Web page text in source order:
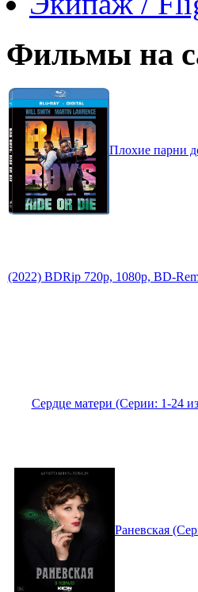
Фильмы на
Плохие парни
(2022) BDRip 720p, 1080p, BD-
Сердце матери (Серии: 1-24
Раневская